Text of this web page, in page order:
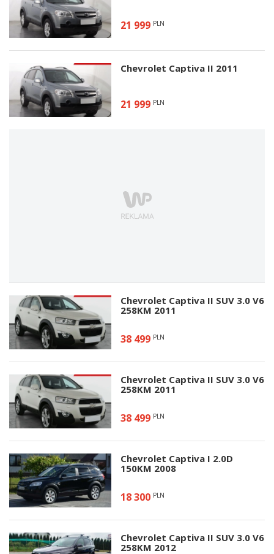
21 999 PLN
Chevrolet Captiva II 2011
21 999 PLN
Chevrolet Captiva II SUV 3.0 V6
258KM 2011
38 499 PLN
Chevrolet Captiva II SUV 3.0 V6
258KM 2011
38 499 PLN
Chevrolet Captiva I 2.0D
150KM 2008
18 300 PLN
Chevrolet Captiva II SUV 3.0 V6
258KM 2012